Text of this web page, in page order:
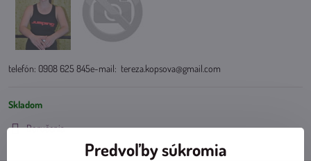
telefón: 0908 625 845e-mail: tereza.kopsova@gmail.com
Skladom
Doručenia
Predvoľby súkromia